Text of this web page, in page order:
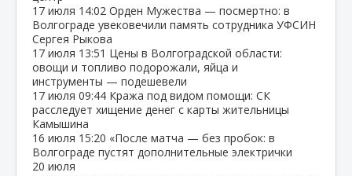
17 июля 14:02 Орден Мужества — посмертно: в
Волгограде увековечили память сотрудника УФСИН
Сергея Рыкова
17 июля 13:51 Цены в Волгоградской области:
овощи и топливо подорожали, яйца и
инструменты — подешевели
17 июля 09:44 Кража под видом помощи: СК
расследует хищение денег с карты жительницы
Камышина
16 июля 15:20 «После матча — без пробок: в
Волгограде пустят дополнительные электрички
20 июля